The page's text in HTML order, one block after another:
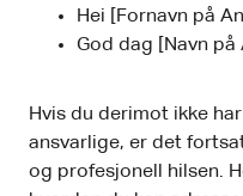
Hei [Fornavn på
God dag [Navn
Hvis du derimot ikke
ansvarlige, er det
og profesjonell hilsen.